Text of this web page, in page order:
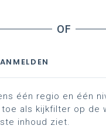
en ondersteuning
één regio en één
als kijkfilter op de
inhoud ziet.